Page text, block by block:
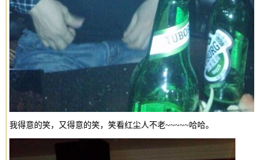
我得意的笑，又得意的笑，笑看红尘人不老~~~~~哈哈。